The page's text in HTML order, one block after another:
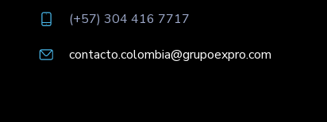
(+57) 304 416 7717
contacto.colombia@grupoexpro.com